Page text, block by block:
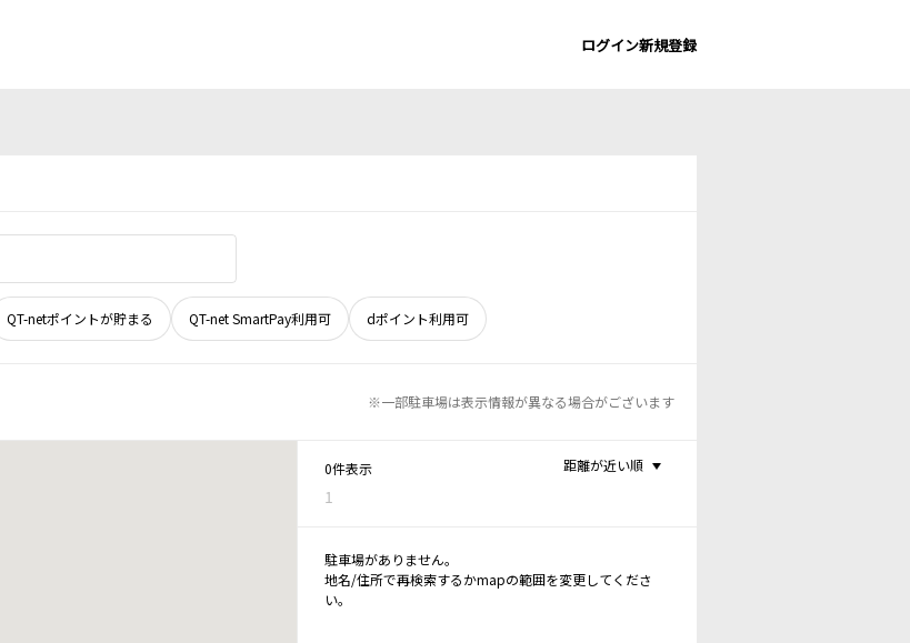
ログイン新規登録
QT-netポイントが貯まる QT-net SmartPay利用可 dポイント利用可
※一部駐車場は表示情報が異なる場合がございます
0件表示
1
距離が近い順
駐車場がありません。
地名/住所で再検索するかmapの範囲を変更してくださ
い。